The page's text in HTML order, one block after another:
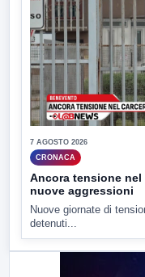
7 AGOSTO 2026
CRONACA
Ancora tensione
nuove aggressioni
Nuove giornate di
detenuti...